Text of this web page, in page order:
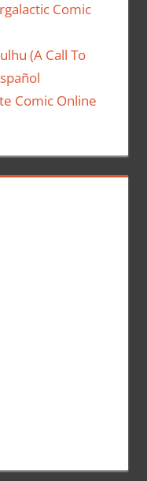
Comic
(A Call To
Comic Online